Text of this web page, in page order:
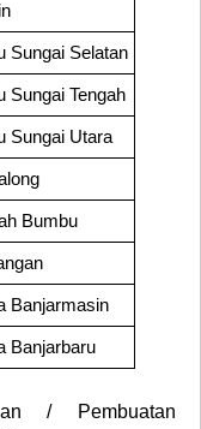
Sungai Selatan
Sungai Tengah
Sungai Utara
Bumbu
Banjarmasin
Banjarbaru
/ Pembuatan